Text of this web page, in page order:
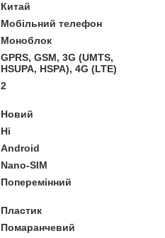
Китай
Мобільний телефон
Моноблок
GPRS, GSM, 3G (UMTS,
HSUPA, HSPA), 4G (LTE)
2
Новий
Ні
Android
Nano-SIM
Поперемінний
Пластик
Помаранчевий